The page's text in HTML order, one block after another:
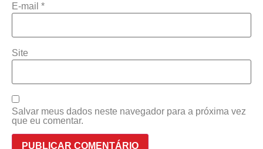
E-mail *
Site
Salvar meus dados neste navegador para a próxima vez
que eu comentar.